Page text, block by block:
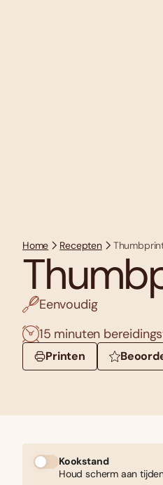
Home Recepten
Eenvoudig
15 minuten
Printen
Kookstand
Houd scherm aan